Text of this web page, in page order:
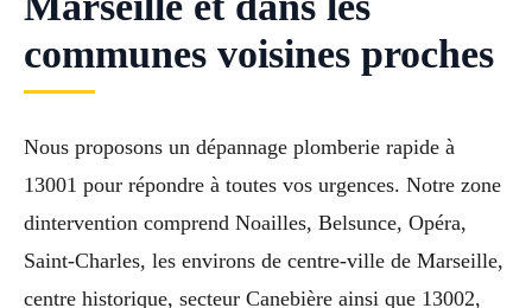
communes voisines proches
Nous proposons un dépannage plomberie rapide à
13001 pour répondre à toutes vos urgences. Notre zone
dintervention comprend Noailles, Belsunce, Opéra,
Saint-Charles, les environs de centre-ville de Marseille,
centre historique, secteur Canebière ainsi que 13002,